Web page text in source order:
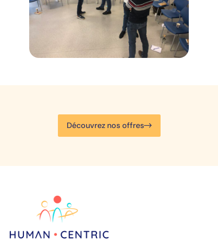
Découvrez nos offres